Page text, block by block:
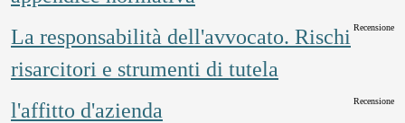
La responsabilità dell'avvocato. Rischi
risarcitori e strumenti di tutela
Recensione
l'affitto d'azienda Recensione